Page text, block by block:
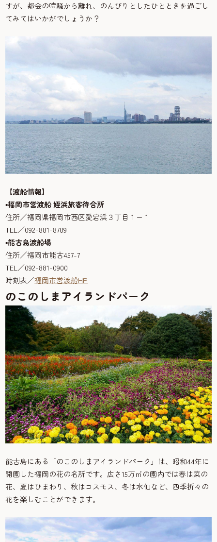
すが、都会の喧騒から離れ、のんびりとしたひとときを過ごし
てみてはいかがでしょうか？
【渡船情報】
▪福岡市営渡船 姪浜旅客待合所
住所／福岡県福岡市西区愛宕浜３丁目１−１
TEL／092-881-8709
▪能古島渡船場
住所／福岡市能古457-7
TEL／092-881-0900
時刻表／福岡市営渡船HP
のこのしまアイランドパーク
能古島にある「のこのしまアイランドパーク」は、昭和44年に
開園した福岡の花の名所です。広さ15万㎡の園内では春は菜の
花、夏はひまわり、秋はコスモス、冬は水仙など、四季折々の
花を楽しむことができます。